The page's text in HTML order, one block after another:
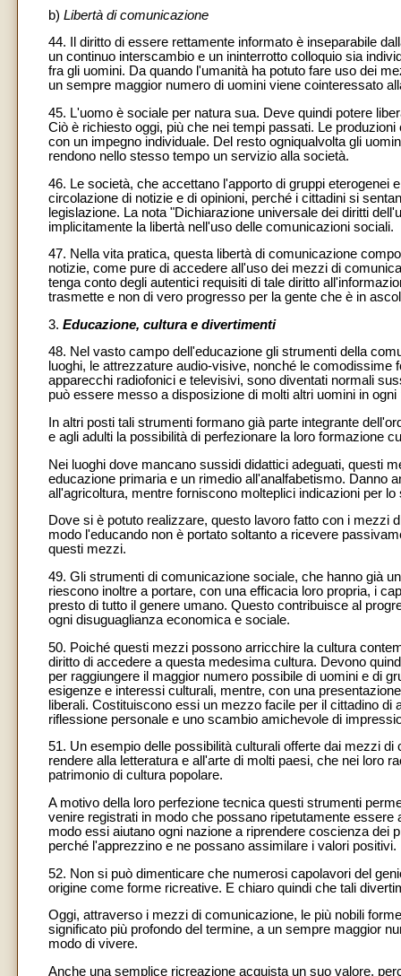
b) Libertà di comunicazione
44. Il diritto di essere rettamente informato è inseparabile
un continuo interscambio e un ininterrotto colloquio sia
fra gli uomini. Da quando l'umanità ha potuto fare uso dei
un sempre maggior numero di uomini viene cointeressato
45. L'uomo è sociale per natura sua. Deve quindi potere
Ciò è richiesto oggi, più che nei tempi passati. Le
con un impegno individuale. Del resto ogniqualvolta gli
rendono nello stesso tempo un servizio alla società.
46. Le società, che accettano l'apporto di gruppi eterogenei
circolazione di notizie e di opinioni, perché i cittadini si
legislazione. La nota "Dichiarazione universale dei diritti
implicitamente la libertà nell'uso delle comunicazioni sociali.
47. Nella vita pratica, questa libertà di comunicazione
notizie, come pure di accedere all'uso dei mezzi di
tenga conto degli autentici requisiti di tale diritto
trasmette e non di vero progresso per la gente che è in
3. Educazione, cultura e divertimenti
48. Nel vasto campo dell'educazione gli strumenti della
luoghi, le attrezzature audio-visive, nonché le
apparecchi radiofonici e televisivi, sono diventati normali
può essere messo a disposizione di molti altri uomini in ogni
In altri posti tali strumenti formano già parte integrante
e agli adulti la possibilità di perfezionare la loro formazione
Nei luoghi dove mancano sussidi didattici adeguati, questi
educazione primaria e un rimedio all'analfabetismo. Danno
all'agricoltura, mentre forniscono molteplici indicazioni per
Dove si è potuto realizzare, questo lavoro fatto con i mezzi
modo l'educando non è portato soltanto a ricevere
questi mezzi.
49. Gli strumenti di comunicazione sociale, che hanno già
riescono inoltre a portare, con una efficacia loro propria, i
presto di tutto il genere umano. Questo contribuisce al
ogni disuguaglianza economica e sociale.
50. Poiché questi mezzi possono arricchire la cultura
diritto di accedere a questa medesima cultura. Devono
per raggiungere il maggior numero possibile di uomini e di
esigenze e interessi culturali, mentre, con una
liberali. Costituiscono essi un mezzo facile per il cittadino
riflessione personale e uno scambio amichevole di
51. Un esempio delle possibilità culturali offerte dai mezzi
rendere alla letteratura e all'arte di molti paesi, che nei loro
patrimonio di cultura popolare.
A motivo della loro perfezione tecnica questi strumenti
venire registrati in modo che possano ripetutamente
modo essi aiutano ogni nazione a riprendere coscienza dei
perché l'apprezzino e ne possano assimilare i valori positivi.
52. Non si può dimenticare che numerosi capolavori del
origine come forme ricreative. E chiaro quindi che tali
Oggi, attraverso i mezzi di comunicazione, le più nobili
significato più profondo del termine, a un sempre maggior
modo di vivere.
Anche una semplice ricreazione acquista un suo valore,